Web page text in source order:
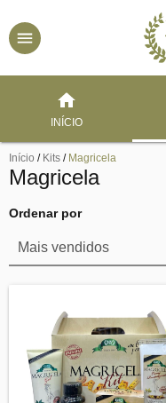
INÍCIO
Início / Kits / Magricela
Magricela
Ordenar por